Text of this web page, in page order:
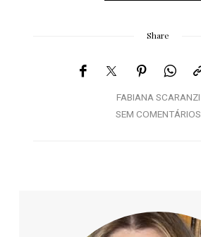
Share
FABIANA SCARANZI
SEM COMENTÁRIOS